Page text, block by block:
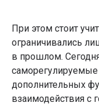
При этом стоит
ограничивались
в прошлом.
дополнительных
взаимодействия с